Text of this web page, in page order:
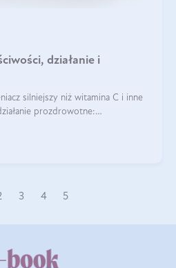
działanie i
silniejszy niż witamina C i inne
prozdrowotne:
3 4 5